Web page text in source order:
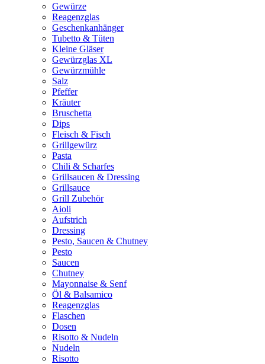
Gewürze
Reagenzglas
Geschenkanhänger
Tubetto & Tüten
Kleine Gläser
Gewürzglas XL
Gewürzmühle
Salz
Pfeffer
Kräuter
Bruschetta
Dips
Fleisch & Fisch
Grillgewürz
Pasta
Chili & Scharfes
Grillsaucen & Dressing
Grillsauce
Grill Zubehör
Aioli
Aufstrich
Dressing
Pesto, Saucen & Chutney
Pesto
Saucen
Chutney
Mayonnaise & Senf
Öl & Balsamico
Reagenzglas
Flaschen
Dosen
Risotto & Nudeln
Nudeln
Risotto